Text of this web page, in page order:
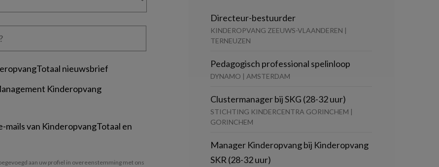
nieuwsbrief
Kinderopvang
mails van KinderopvangTotaal en
aan uw profiel in overeenstemming met ons
Directeur-bestuurder
KINDEROPVANG ZEEUWS-VLAANDEREN |
TERNEUZEN
Pedagogisch professional spelinloop
DYNAMO | AMSTERDAM
Clustermanager bij SKG (28-32 uur)
STICHTING KINDERCENTRA GORINCHEM |
GORINCHEM
Manager Kinderopvang bij Kinderopvang
SKR (28-32 uur)